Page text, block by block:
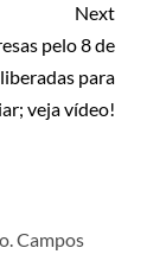
Next
pelo 8 de
para
veja vídeo!
Campos